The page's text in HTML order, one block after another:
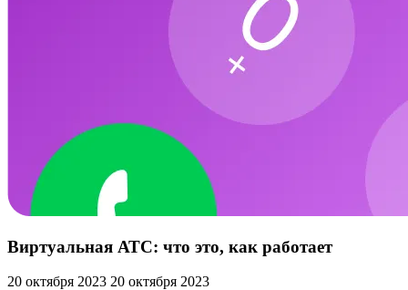
Виртуальная АТС: что это, как работает
20 октября 2023 20 октября 2023